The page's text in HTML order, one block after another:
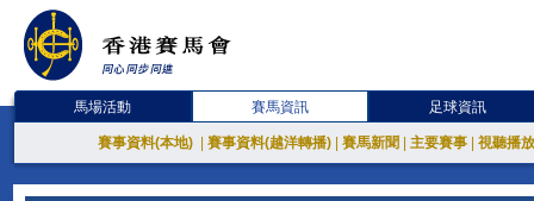
馬場活動 賽馬資訊 足球資訊
賽事資料(本地) 賽事資料(越洋轉播) 賽馬新聞 主要賽事 視聽播